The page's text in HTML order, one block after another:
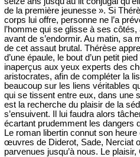
de la première jeunesse ». Si
corps lui offre, personne ne l’a
l’homme qui se glisse à ses
avant de s’endormir. Au matin, sa
de cet assaut brutal. Thérèse
d’une épaule, le bout d’un petit
inaperçus aux yeux experts des
aristocrates, afin de compléter la
beaucoup sur les liens véritables
qui se tissent entre eux, dans une
est la recherche du plaisir de la
s’ensuivent. Il lui faudra alors
écartant prudemment les dangers
Le roman libertin connut son
œuvres de Diderot, Sade, Nerciat
parvenues jusqu’à nous. Le